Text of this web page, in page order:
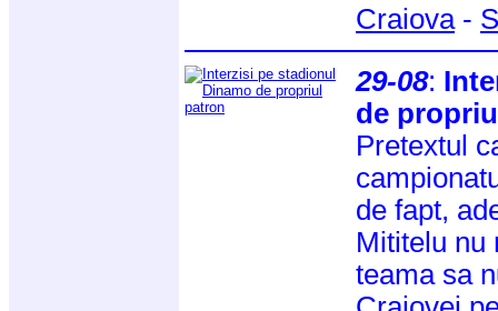
Craiova-
29-08:
de
Pretextul
de fapt,
Mititelu nu
teama sa